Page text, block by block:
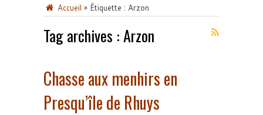
Accueil » Étiquette : Arzon
Tag archives :Arzon
Chasse aux menhirs en
Presqu’île de Rhuys